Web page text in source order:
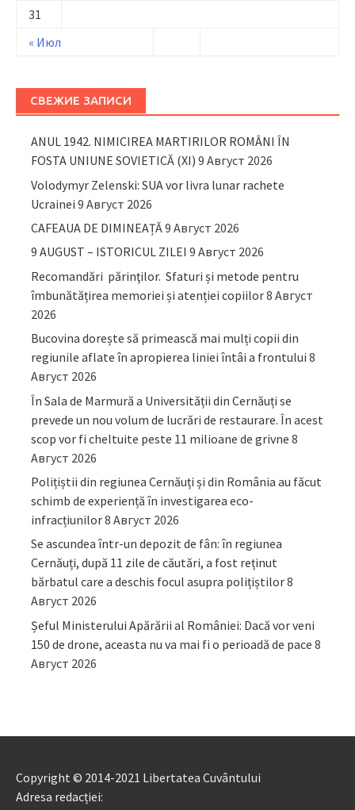
« Июл
31
СВЕЖИЕ ЗАПИСИ
ANUL 1942. NIMICIREA MARTIRILOR ROMÂNI ÎN
FOSTA UNIUNE SOVIETICĂ (XI) 9 Август 2026
Volodymyr Zelenski: SUA vor livra lunar rachete
Ucrainei 9 Август 2026
CAFEAUA DE DIMINEAȚĂ9 Август 2026
9 AUGUST – ISTORICUL ZILEI 9 Август 2026
Recomandări părinţilor. Sfaturi și metode pentru
îmbunătățirea memoriei și atenției copiilor8 Август
2026
Bucovina dorește să primească mai mulți copii din
regiunile aflate în apropierea liniei întâi a frontului 8
Август 2026
În Sala de Marmură a Universității din Cernăuți se
prevede un nou volum de lucrări de restaurare. În acest
scop vor fi cheltuite peste 11 milioane de grivne 8
Август 2026
Polițiștii din regiunea Cernăuți și din România au făcut
schimb de experiență în investigarea eco-
infracțiunilor8 Август 2026
Se ascundea într-un depozit de fân: în regiunea
Cernăuți, după 11 zile de căutări, a fost reținut
bărbatul care a deschis focul asupra polițiștilor8
Август 2026
Șeful Ministerului Apărării al României: Dacă vor veni
150 de drone, aceasta nu va mai fi o perioadă de pace 8
Август 2026
Copyright © 2014-2021 Libertatea Cuvântului
Adresa redacției: